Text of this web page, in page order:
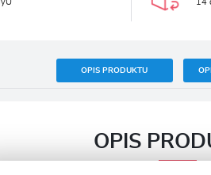
14
OPIS PRODUKTU
OPIS